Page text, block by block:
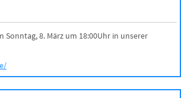
Sonntag, 8. März um 18:00Uhr in unserer